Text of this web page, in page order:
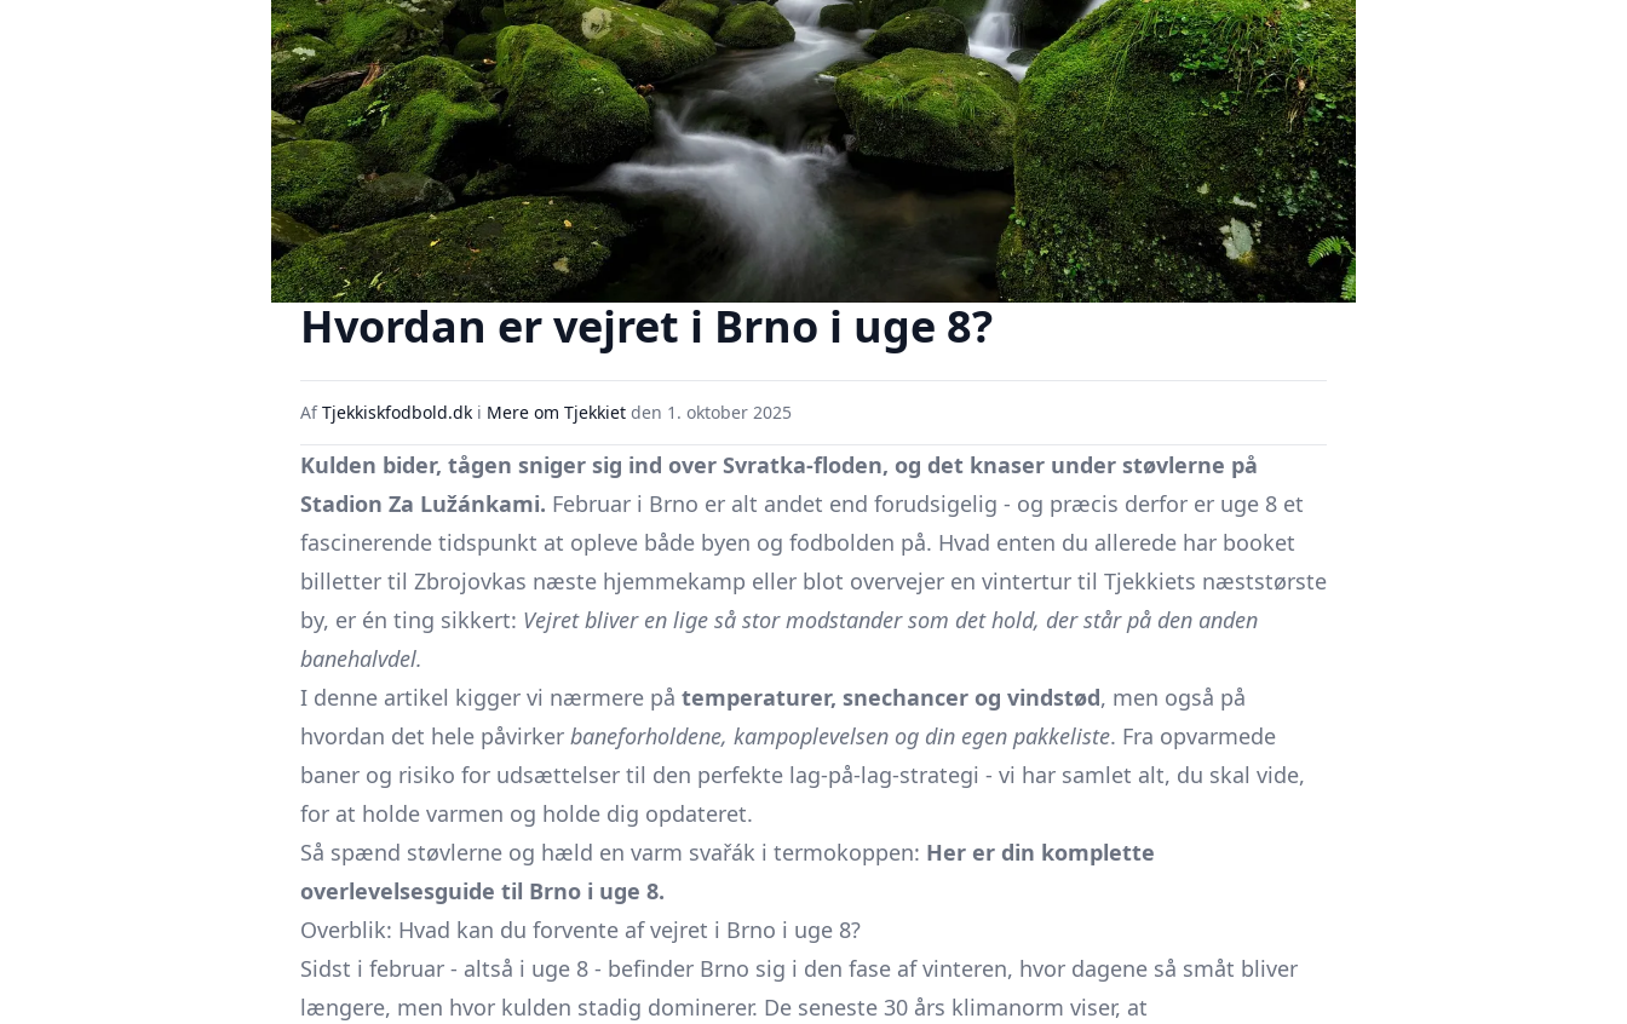
Hvordan er vejret i Brno i uge 8?
AfTjekkiskfodbold.dk i Mere om Tjekkiet den 1. oktober 2025
Kulden bider, tågen sniger sig ind over Svratka-floden, og det knaser under støvlerne på
Stadion Za Lužánkami. Februar i Brno er alt andet end forudsigelig - og præcis derfor er uge 8 et
fascinerende tidspunkt at opleve både byen og fodbolden på. Hvad enten du allerede har booket
billetter til Zbrojovkas næste hjemmekamp eller blot overvejer en vintertur til Tjekkiets næststørste
by, er én ting sikkert: Vejret bliver en lige så stor modstander som det hold, der står på den anden
banehalvdel.
I denne artikel kigger vi nærmere på temperaturer, snechancer og vindstød, men også på
hvordan det hele påvirker baneforholdene, kampoplevelsen og din egen pakkeliste. Fra opvarmede
baner og risiko for udsættelser til den perfekte lag-på-lag-strategi - vi har samlet alt, du skal vide,
for at holde varmen og holde dig opdateret.
Så spænd støvlerne og hæld en varm svařák i termokoppen: Her er din komplette
overlevelsesguide til Brno i uge 8.
Overblik: Hvad kan du forvente af vejret i Brno i uge 8?
Sidst i februar - altså i uge 8 - befinder Brno sig i den fase af vinteren, hvor dagene så småt bliver
længere, men hvor kulden stadig dominerer. De seneste 30 års klimanorm viser, at